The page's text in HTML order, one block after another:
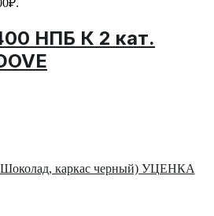
НПБ К 2 кат.